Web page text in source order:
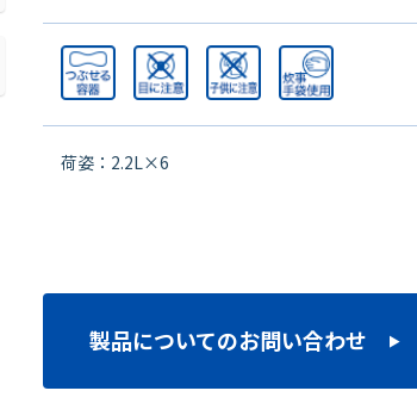
荷姿：2.2L×6
製品についてのお問い合わせ